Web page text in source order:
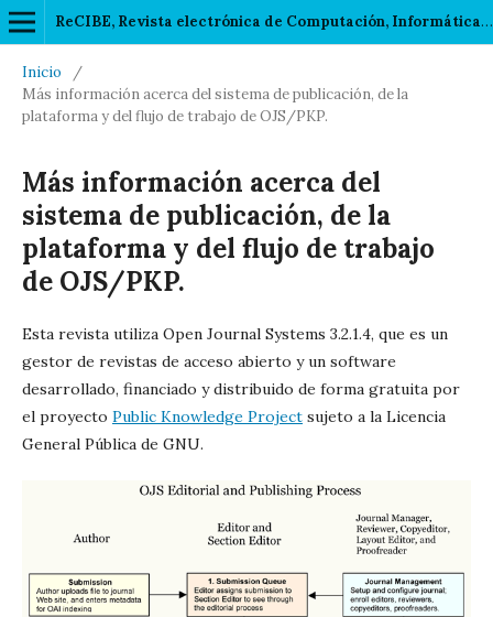
ReCIBE, Revista electrónica de Computación, Informática, Biomédica y Electrónica
Inicio
/
Más información acerca del sistema de publicación, de la
plataforma y del flujo de trabajo de OJS/PKP.
Más información acerca del
sistema de publicación, de la
plataforma y del flujo de trabajo
de OJS/PKP.
Esta revista utiliza Open Journal Systems 3.2.1.4, que es un
gestor de revistas de acceso abierto y un software
desarrollado, financiado y distribuido de forma gratuita por
el proyecto Public Knowledge Project sujeto a la Licencia
General Pública de GNU.